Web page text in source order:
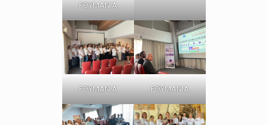
ΡΟΥΜΑΝΙΑ
ΡΟΥΜΑΝΙΑ ΡΟΥΜΑΝΙΑ